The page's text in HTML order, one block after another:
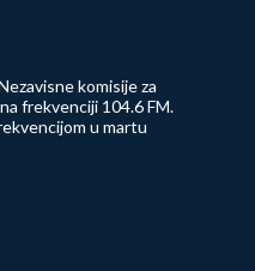
komisije za
frekvenciji 104.6 FM.
u martu